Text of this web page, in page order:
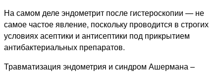
На самом деле эндометрит после гистероскопии — не
самое частое явление, поскольку проводится в строгих
условиях асептики и антисептики под прикрытием
антибактериальных препаратов.
Травматизация эндометрия и синдром Ашермана –